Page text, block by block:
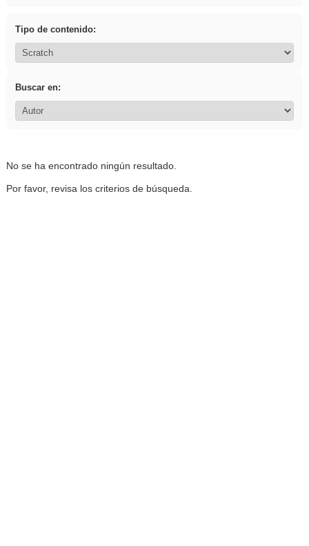
Tipo de contenido:
Buscar en:
No se ha encontrado ningún resultado.
Por favor, revisa los criterios de búsqueda.